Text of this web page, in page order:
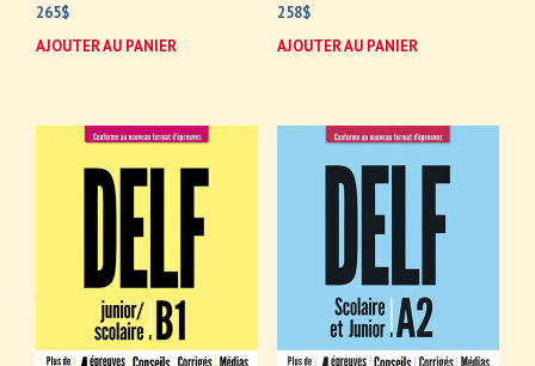
265$
AJOUTER AU PANIER
258$
AJOUTER AU PANIER